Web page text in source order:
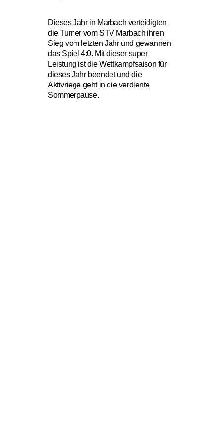
Dieses Jahr in Marbach verteidigten
die Turner vom STV Marbach ihren
Sieg vom letzten Jahr und gewannen
das Spiel 4:0. Mit dieser super
Leistung ist die Wettkampfsaison für
dieses Jahr beendet und die
Aktivriege geht in die verdiente
Sommerpause.